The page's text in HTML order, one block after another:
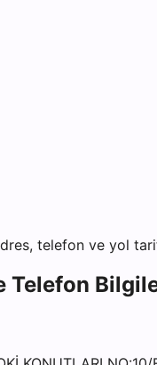
telefon ve yol
Telefon